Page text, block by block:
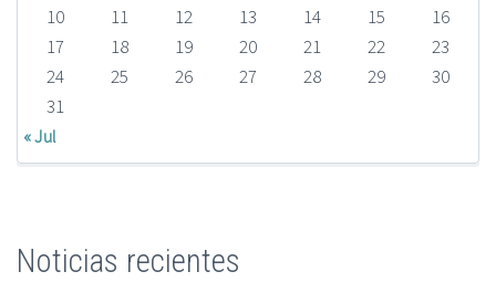
10
11 12 13 14 15
16
17
18 19 20 21 22
23
24
25 26 27 28 29
30
31
« Jul
Noticias recientes